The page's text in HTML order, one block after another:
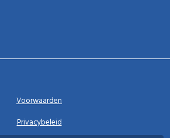
Voorwaarden
Privacybeleid